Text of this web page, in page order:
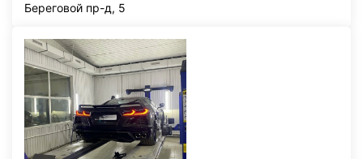
Береговой пр-д, 5